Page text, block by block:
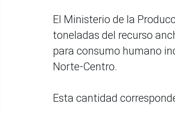
El Ministerio de la
toneladas del recurso
para consumo humano
Norte-Centro.
Esta cantidad